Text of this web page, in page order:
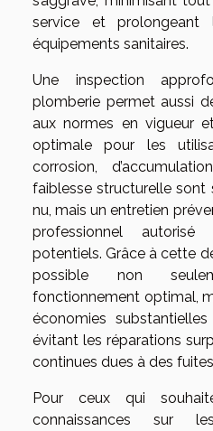
service et
équipements sanitaires.
Une inspection
plomberie permet aussi
aux normes en vigueur
optimale pour les
corrosion,
faiblesse structurelle sont
nu, mais un entretien
professionnel
potentiels. Grâce à cette
possible non
fonctionnement optimal,
économies
évitant les réparations
continues dues à des
Pour ceux qui
connaissances sur